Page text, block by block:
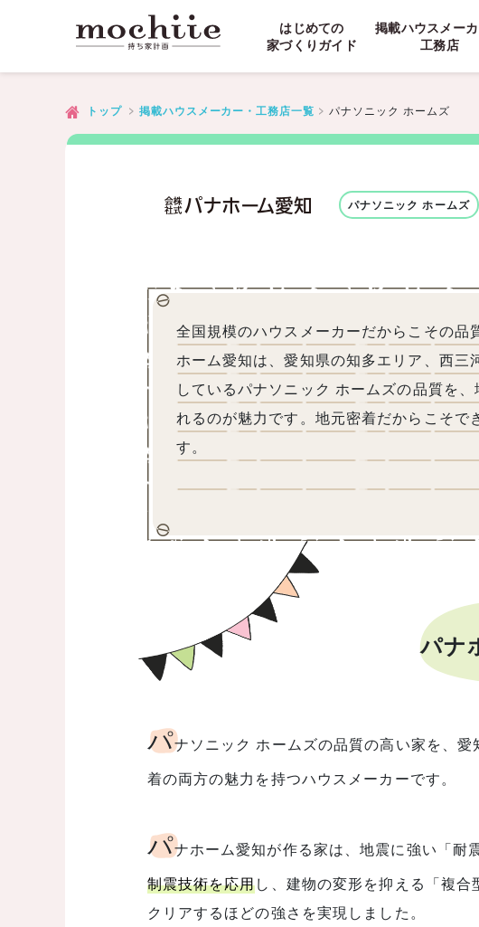
はじめての
家づくりガイド
掲載ハウスメーカ
工務店
トップ 掲載ハウスメーカー・工務店一覧 パナソニック ホームズ
パナソニック ホームズ
全国規模のハウスメーカーだからこその
ホーム愛知は、愛知県の知多エリア、西
しているパナソニック ホームズの品質を
れるのが魅力です。地元密着だからこそ
す。
パナ
パナソニック ホームズの品質の高い家を、
着の両方の魅力を持つハウスメーカーです。
パナホーム愛知が作る家は、地震に強い「耐
制震技術を応用し、建物の変形を抑える「複
クリアするほどの強さを実現しました。